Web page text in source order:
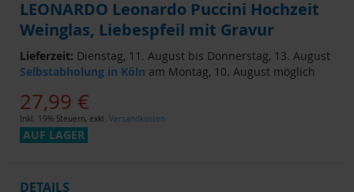
LEONARDO Leonardo Puccini Hochzeit
Weinglas, Liebespfeil mit Gravur
Lieferzeit: Dienstag, 11. August bis Donnerstag, 13. August
Selbstabholung in Köln am Montag, 10. August möglich
27,99 €
Inkl. 19% Steuern, exkl. Versandkosten
AUF LAGER
DETAILS